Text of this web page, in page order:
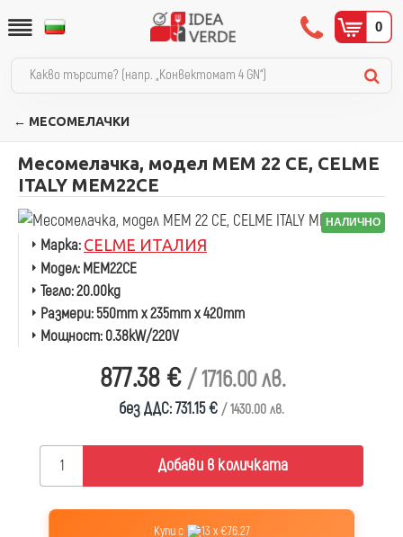
0
← МЕСОМЕЛАЧКИ
Месомелачка, модел MEM 22 CE, CELME
ITALY MEM22CE
НАЛИЧНО
877.38 € / 1716.00 лв.
без ДДС: 731.15 € / 1430.00 лв.
Марка: CELME ИТАЛИЯ
Модел:MEM22CE
Тегло:20.00kg
Размери:550mm x 235mm x 420mm
Мощност:0.38kW/220V
Добави в количката
Купи с 13 x €76.27